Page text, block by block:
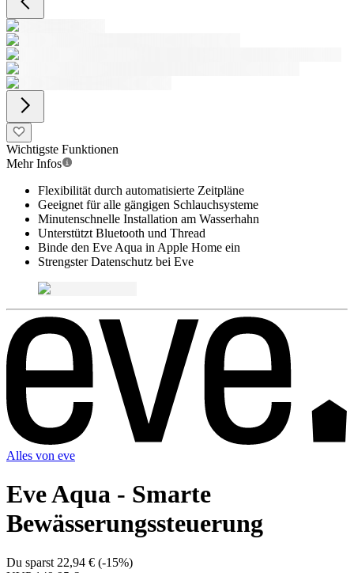
Wichtigste Funktionen
Mehr Infos
Flexibilität durch automatisierte Zeitpläne
Geeignet für alle gängigen Schlauchsysteme
Minutenschnelle Installation am Wasserhahn
Unterstützt Bluetooth und Thread
Binde den Eve Aqua in Apple Home ein
Strengster Datenschutz bei Eve
Alles von eve
Eve Aqua - Smarte
Bewässerungssteuerung
Du sparst 22,94 € (-15%)